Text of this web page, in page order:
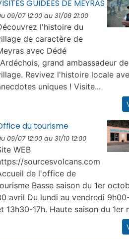
GUIDEES DE MEYRAS
09/07 12:00 au 31/08 21:00
l'histoire du
de caractère de
avec Dédé
grand ambassadeur
Revivez l'histoire locale
uniques ! Visite...
du tourisme
09/07 12:00 au 31/10 12:00
WEB
sourcesvolcans.com
de l'office de
Basse saison du 1er
avril Du lundi au vendredi
13h30-17h. Haute saison du 1er